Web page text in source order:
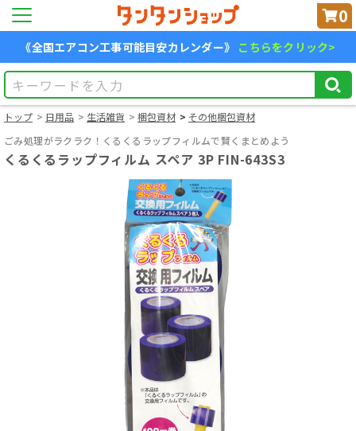
0
《全国エアコン工事可能目安カレンダー》 こちらをクリック>
トップ 日用品 生活雑貨 梱包資材
その他梱包資材
ごみ処理がラクラク！くるくるラップフィルムで賢くまとめよう
くるくるラップフィルム スペア 3P FIN-643S3